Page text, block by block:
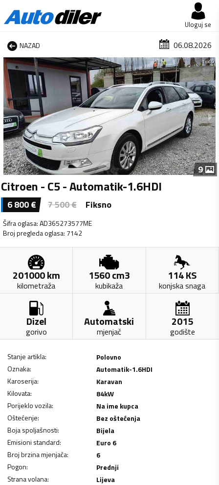
Uloguj se
NAZAD 06.08.2026
1 od 9
9
Citroen - C5 - Automatik-1.6HDI
6 800€ 7 500€ Fiksno
Šifra oglasa:AD365273577ME
Broj pregleda oglasa: 7142
201000km
kilometraža
1560cm3
kubikaža
114KS
konjska snaga
Dizel
gorivo
Automatski
mjenjač
2015
godište
Stanje artikla:
Polovno
Oznaka:
Automatik-1.6HDI
Karoserija:
Karavan
Kilovata: 84kW
Porijeklo vozila:
Na ime kupca
Oštećenje:
Bez oštećenja
Boja spoljašnosti:
Bijela
Emisioni standard:
Euro 6
Broj brzina mjenjača:
6
Pogon:
Prednji
Strana volana: Lijeva